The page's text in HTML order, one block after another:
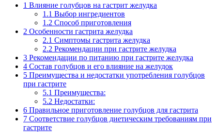
1 Влияние голубцов на гастрит желудка
1.1 Выбор ингредиентов
1.2 Способ приготовления
2 Особенности гастрита желудка
2.1 Симптомы гастрита желудка
2.2 Рекомендации при гастрите желудка
3 Рекомендации по питанию при гастрите желудка
4 Состав голубцов и его влияние на желудок
5 Преимущества и недостатки употребления голубцов
при гастрите
5.1 Преимущества:
5.2 Недостатки:
6 Правильное приготовление голубцов для гастрита
7 Соответствие голубцов диетическим требованиям при
гастрите